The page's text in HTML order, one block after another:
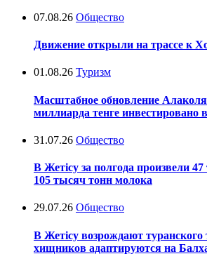
07.08.26 Общество
Движение открыли на трассе к
01.08.26 Туризм
Масштабное обновление
миллиарда тенге инвестировано
31.07.26 Общество
В Жетісу за полгода произвели
105 тысяч тонн молока
29.07.26 Общество
В Жетісу возрождают туранского
хищников адаптируются на